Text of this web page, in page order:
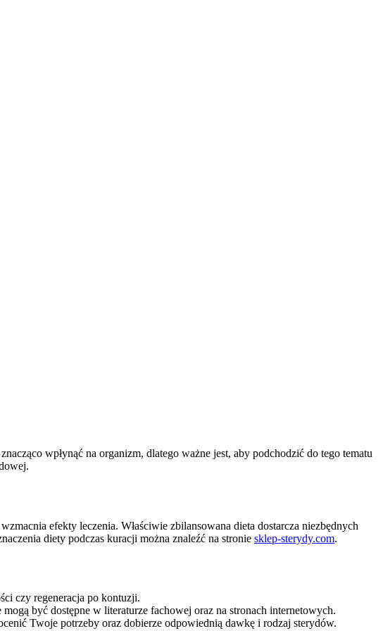
wpłynąć na organizm, dlatego ważne jest, aby podchodzić do tego tematu
efekty leczenia. Właściwie zbilansowana dieta dostarcza niezbędnych
diety podczas kuracji można znaleźć na stronie sklep-sterydy.com.
czy regeneracja po kontuzji.
być dostępne w literaturze fachowej oraz na stronach internetowych.
Twoje potrzeby oraz dobierze odpowiednią dawkę i rodzaj sterydów.